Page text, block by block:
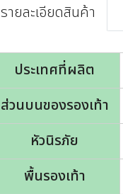
รายละเอียดสินค้า
ประเทศที่ผลิต
ส่วนบนของรองเท้า
หัวนิรภัย
พื้นรองเท้า